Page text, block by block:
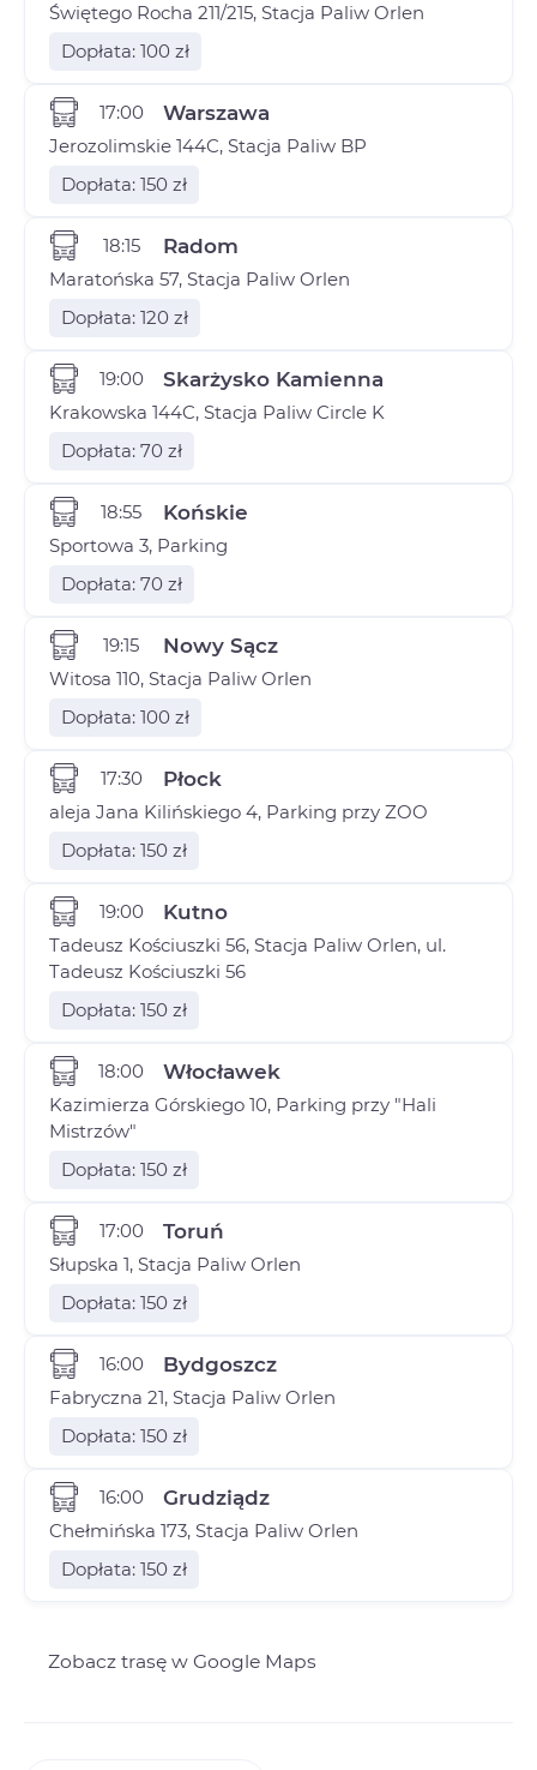
Świętego Rocha 211/215, Stacja Paliw Orlen
Dopłata: 100 zł
17:00 Warszawa
Jerozolimskie 144C, Stacja Paliw BP
Dopłata: 150 zł
18:15 Radom
Maratońska 57, Stacja Paliw Orlen
Dopłata: 120 zł
19:00 Skarżysko Kamienna
Krakowska 144C, Stacja Paliw Circle K
Dopłata: 70 zł
18:55 Końskie
Sportowa 3, Parking
Dopłata: 70 zł
19:15 Nowy Sącz
Witosa 110, Stacja Paliw Orlen
Dopłata: 100 zł
17:30 Płock
aleja Jana Kilińskiego 4, Parking przy ZOO
Dopłata: 150 zł
19:00 Kutno
Tadeusz Kościuszki 56, Stacja Paliw Orlen, ul.
Tadeusz Kościuszki 56
Dopłata: 150 zł
18:00 Włocławek
Kazimierza Górskiego 10, Parking przy "Hali
Mistrzów"
Dopłata: 150 zł
17:00 Toruń
Słupska 1, Stacja Paliw Orlen
Dopłata: 150 zł
16:00 Bydgoszcz
Fabryczna 21, Stacja Paliw Orlen
Dopłata: 150 zł
16:00 Grudziądz
Chełmińska 173, Stacja Paliw Orlen
Dopłata: 150 zł
Zobacz trasę w Google Maps